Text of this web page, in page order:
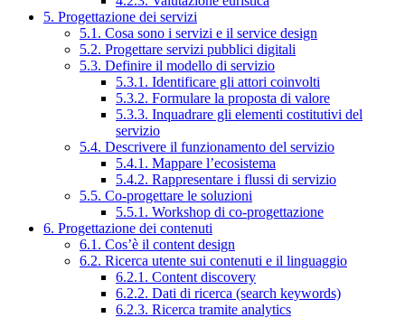
5. Progettazione dei servizi
5.1. Cosa sono i servizi e il service design
5.2. Progettare servizi pubblici digitali
5.3. Definire il modello di servizio
5.3.1. Identificare gli attori coinvolti
5.3.2. Formulare la proposta di valore
5.3.3. Inquadrare gli elementi costitutivi del
servizio
5.4. Descrivere il funzionamento del servizio
5.4.1. Mappare l’ecosistema
5.4.2. Rappresentare i flussi di servizio
5.5. Co-progettare le soluzioni
5.5.1. Workshop di co-progettazione
6. Progettazione dei contenuti
6.1. Cos’è il content design
6.2. Ricerca utente sui contenuti e il linguaggio
6.2.1. Content discovery
6.2.2. Dati di ricerca (search keywords)
6.2.3. Ricerca tramite analytics